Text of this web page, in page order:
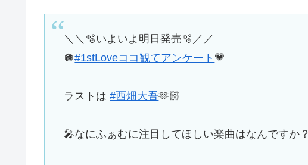
＼＼🫧いよいよ明日発売🫧／／
🪩#1stLoveココ観てアンケート 💗
ラストは#西畑大吾🫶🏻
🎤なにふぁむに注目してほしい楽曲はなんですか？